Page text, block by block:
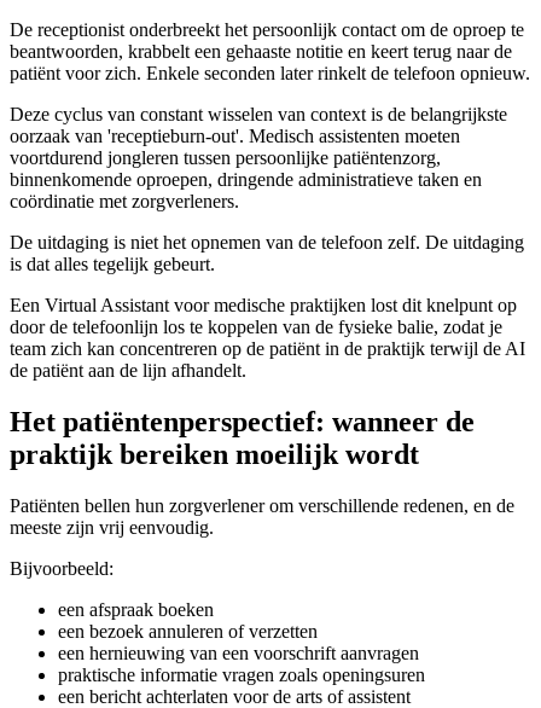
De receptionist onderbreekt het persoonlijk contact om de oproep te
beantwoorden, krabbelt een gehaaste notitie en keert terug naar de
patiënt voor zich. Enkele seconden later rinkelt de telefoon opnieuw.
Deze cyclus van constant wisselen van context is de belangrijkste
oorzaak van 'receptieburn-out'. Medisch assistenten moeten
voortdurend jongleren tussen persoonlijke patiëntenzorg,
binnenkomende oproepen, dringende administratieve taken en
coördinatie met zorgverleners.
De uitdaging is niet het opnemen van de telefoon zelf. De uitdaging
is dat alles tegelijk gebeurt.
Een Virtual Assistant voor medische praktijken lost dit knelpunt op
door de telefoonlijn los te koppelen van de fysieke balie, zodat je
team zich kan concentreren op de patiënt in de praktijk terwijl de AI
de patiënt aan de lijn afhandelt.
Het patiëntenperspectief: wanneer de
praktijk bereiken moeilijk wordt
Patiënten bellen hun zorgverlener om verschillende redenen, en de
meeste zijn vrij eenvoudig.
Bijvoorbeeld:
een afspraak boeken
een bezoek annuleren of verzetten
een hernieuwing van een voorschrift aanvragen
praktische informatie vragen zoals openingsuren
een bericht achterlaten voor de arts of assistent